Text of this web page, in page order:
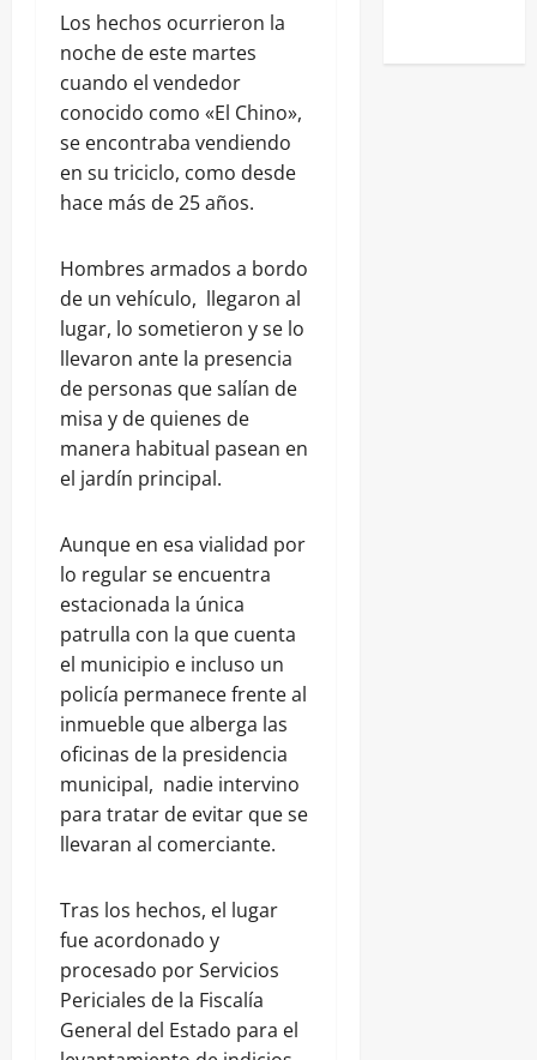
Los hechos ocurrieron la
noche de este martes
cuando el vendedor
conocido como «El Chino»,
se encontraba vendiendo
en su triciclo, como desde
hace más de 25 años.
Hombres armados a bordo
de un vehículo, llegaron al
lugar, lo sometieron y se lo
llevaron ante la presencia
de personas que salían de
misa y de quienes de
manera habitual pasean en
el jardín principal.
Aunque en esa vialidad por
lo regular se encuentra
estacionada la única
patrulla con la que cuenta
el municipio e incluso un
policía permanece frente al
inmueble que alberga las
oficinas de la presidencia
municipal, nadie intervino
para tratar de evitar que se
llevaran al comerciante.
Tras los hechos, el lugar
fue acordonado y
procesado por Servicios
Periciales de la Fiscalía
General del Estado para el